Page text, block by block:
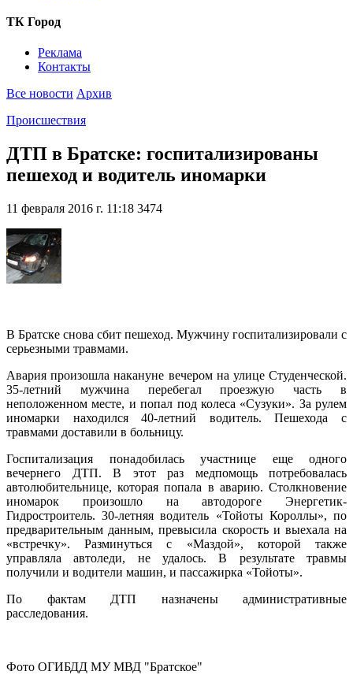
ТК Город
Реклама
Контакты
Все новости Архив
Происшествия
ДТП в Братске: госпитализированы
пешеход и водитель иномарки
11 февраля 2016 г. 11:18 3474
В Братске снова сбит пешеход. Мужчину госпитализировали с
серьезными травмами.
Авария произошла накануне вечером на улице Студенческой.
35-летний мужчина перебегал проезжую часть в
неположенном месте, и попал под колеса «Сузуки». За рулем
иномарки находился 40-летний водитель. Пешехода с
травмами доставили в больницу.
Госпитализация понадобилась участнице еще одного
вечернего ДТП. В этот раз медпомощь потребовалась
автолюбительнице, которая попала в аварию. Столкновение
иномарок произошло на автодороге Энергетик-
Гидростроитель. 30-летняя водитель «Тойоты Короллы», по
предварительным данным, превысила скорость и выехала на
«встречку». Разминуться с «Маздой», которой также
управляла автоледи, не удалось. В результате травмы
получили и водители машин, и пассажирка «Тойоты».
По фактам ДТП назначены административные
расследования.
Фото ОГИБДД МУ МВД "Братское"